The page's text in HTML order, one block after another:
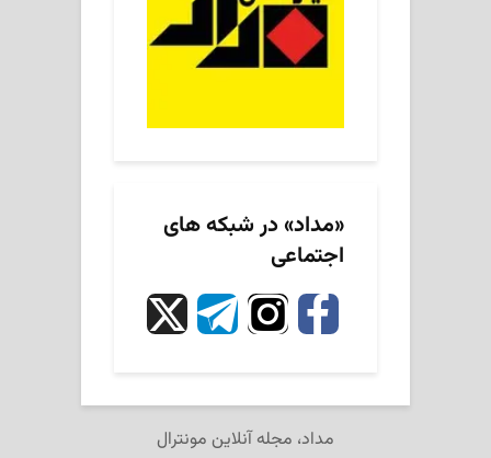
«مداد» در شبکه های
اجتماعی
مداد، مجله آنلاین مونترال